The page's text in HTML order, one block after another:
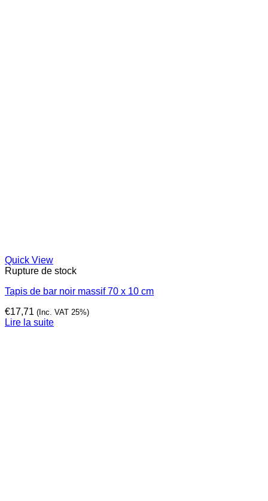
Quick View
Rupture de stock
Tapis de bar noir massif 70 x 10 cm
€17,71 (Inc. VAT 25%)
Lire la suite